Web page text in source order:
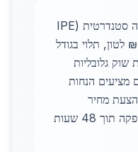
בשנת 2026, מחיר קורה פלדה סטנדרטית (IPE
200) בחולון עומד על 4320 ₪ לטון, תלוי בגודל
שוק גלובליות
מציעים הנחות
הצעת מחיר
מותאמת לפרויקט. בחולון, אספקה תוך 48 שעות